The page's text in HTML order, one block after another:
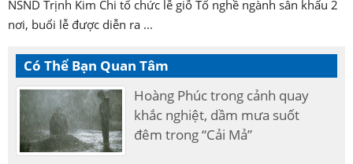
NSND Trịnh Kim Chi tổ chức lễ giỗ Tổ nghề ngành sân khấu 2
nơi, buổi lễ được diễn ra ...
Có Thể Bạn Quan Tâm
Hoàng Phúc trong cảnh quay
khắc nghiệt, dầm mưa suốt
đêm trong “Cải Mả”